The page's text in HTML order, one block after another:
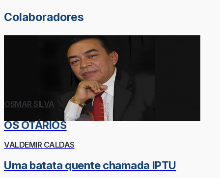
Colaboradores
OSMAR SILVA
OS OTÁRIOS
VALDEMIR CALDAS
Uma batata quente chamada IPTU